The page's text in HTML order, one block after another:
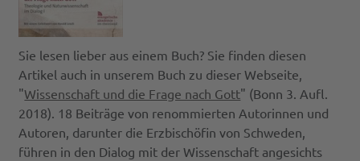
Sie lesen lieber aus einem Buch? Sie finden diesen
Artikel auch in unserem Buch zu dieser Webseite,
"Wissenschaft und die Frage nach Gott" (Bonn 3. Aufl.
2018). 18 Beiträge von renommierten Autorinnen und
Autoren, darunter die Erzbischöfin von Schweden,
führen in den Dialog mit der Wissenschaft angesichts